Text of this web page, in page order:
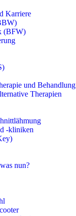
Karriere
(BFW)
und Behandlung
Therapien
-kliniken
nun?